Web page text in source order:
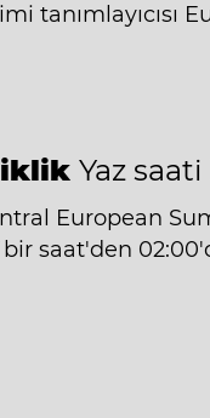
tanımlayıcısı
Yaz saati
European
saat'den